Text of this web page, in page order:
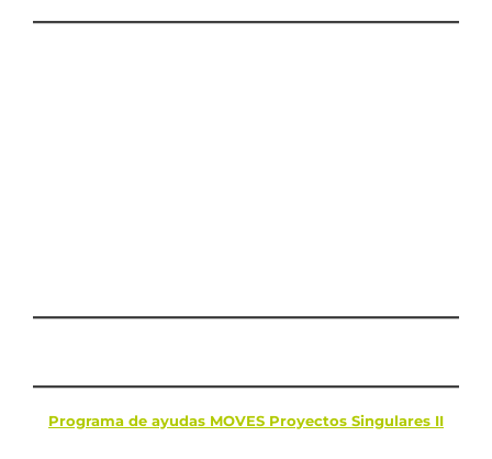
Programa de ayudas MOVES Proyectos Singulares II